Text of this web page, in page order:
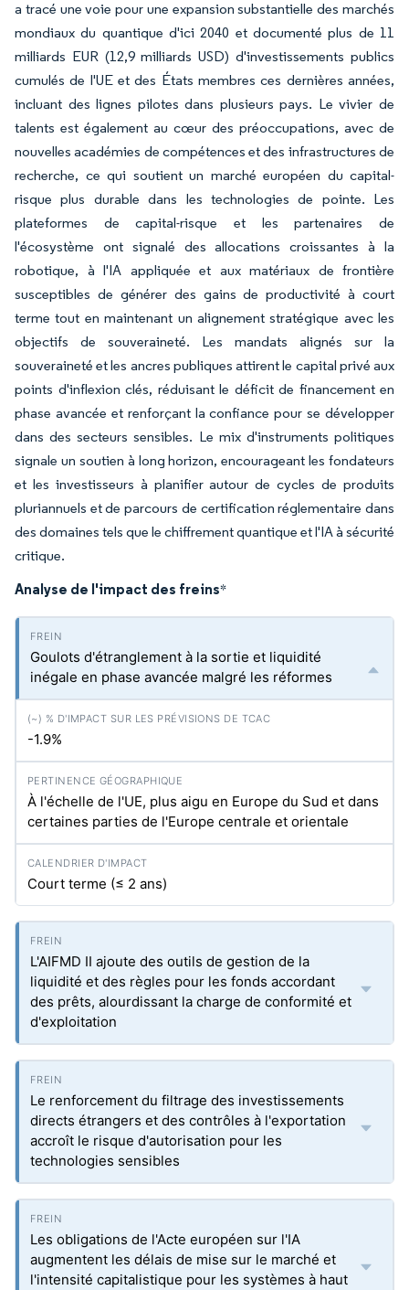
a tracé une voie pour une expansion substantielle des marchés
mondiaux du quantique d'ici 2040 et documenté plus de 11
milliards EUR (12,9 milliards USD) d'investissements publics
cumulés de l'UE et des États membres ces dernières années,
incluant des lignes pilotes dans plusieurs pays. Le vivier de
talents est également au cœur des préoccupations, avec de
nouvelles académies de compétences et des infrastructures de
recherche, ce qui soutient un marché européen du capital-
risque plus durable dans les technologies de pointe. Les
plateformes de capital-risque et les partenaires de
l'écosystème ont signalé des allocations croissantes à la
robotique, à l'IA appliquée et aux matériaux de frontière
susceptibles de générer des gains de productivité à court
terme tout en maintenant un alignement stratégique avec les
objectifs de souveraineté. Les mandats alignés sur la
souveraineté et les ancres publiques attirent le capital privé aux
points d'inflexion clés, réduisant le déficit de financement en
phase avancée et renforçant la confiance pour se développer
dans des secteurs sensibles. Le mix d'instruments politiques
signale un soutien à long horizon, encourageant les fondateurs
et les investisseurs à planifier autour de cycles de produits
pluriannuels et de parcours de certification réglementaire dans
des domaines tels que le chiffrement quantique et l'IA à sécurité
critique.
Analyse de l'impact des freins*
Goulots d'étranglement à la sortie et liquidité
inégale en phase avancée malgré les réformes
-1.9%
À l'échelle de l'UE, plus aigu en Europe du Sud et dans
certaines parties de l'Europe centrale et orientale
Court terme (≤ 2 ans)
L'AIFMD II ajoute des outils de gestion de la
liquidité et des règles pour les fonds accordant
des prêts, alourdissant la charge de conformité et
d'exploitation
Le renforcement du filtrage des investissements
directs étrangers et des contrôles à l'exportation
accroît le risque d'autorisation pour les
technologies sensibles
Les obligations de l'Acte européen sur l'IA
augmentent les délais de mise sur le marché et
l'intensité capitalistique pour les systèmes à haut